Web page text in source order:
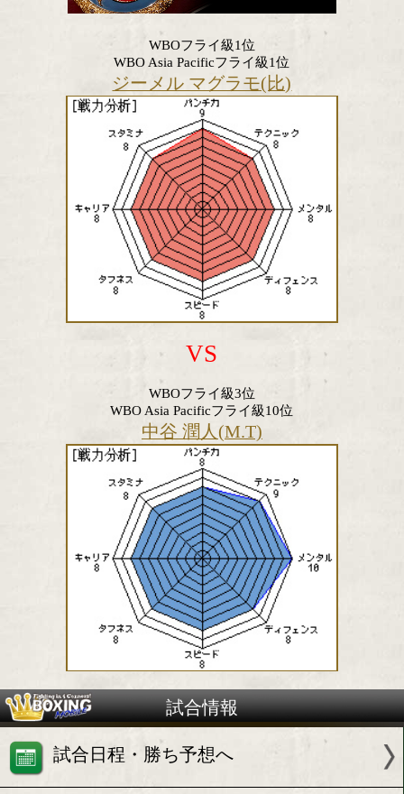
WBOフライ級1位
WBO Asia Pacificフライ級1位
ジーメル マグラモ(比)
VS
WBOフライ級3位
WBO Asia Pacificフライ級10位
中谷 潤人(M.T)